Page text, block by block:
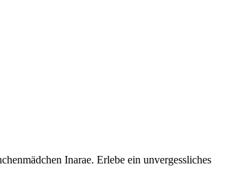
Inarae. Erlebe ein unvergessliches